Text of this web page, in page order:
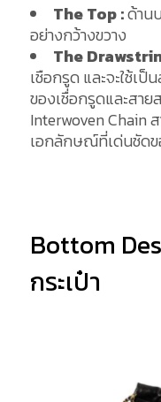
The Top :ด้าน
อย่างกว้างขวาง
The
เชือกรูด และจะใช้เ
ของเชื่อกรูดและสา
Interwoven Chain
เอกลักษณ์ที่เด่นชัด
Bottom
กระเป๋า